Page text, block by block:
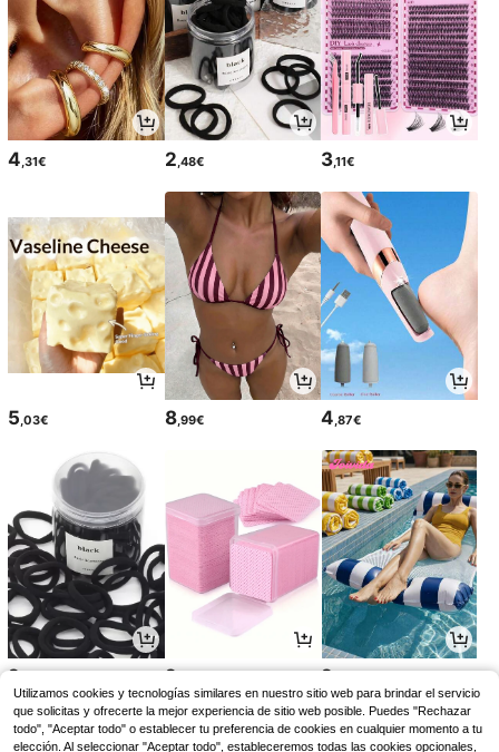
4 ,31€ 2 ,48€ 3,11€
5,03€ 8,99€ 4,87€
2 2 2
Utilizamos cookies y tecnologías similares en nuestro sitio web para brindar el servicio
que solicitas y ofrecerte la mejor experiencia de sitio web posible. Puedes "Rechazar
todo", "Aceptar todo" o establecer tu preferencia de cookies en cualquier momento a tu
elección. Al seleccionar "Aceptar todo", estableceremos todas las cookies opcionales,